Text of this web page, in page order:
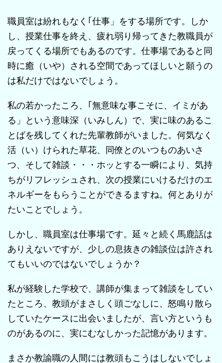
職員室は紛れもなく｢仕事」をする場所です。しか
し、授業仕事を終え、疲れ弱り帰ってきた教職員が
戻ってくる場所でもあるのです。仕事場であると同
時に癒（いや）される空間であってほしいと願うの
は私だけではないでしょう。
私の若かったころ、｢無意味な事こそに、イミがあ
る」という意味深（いみしん）で、実に味のあるこ
とばを残してくれた先輩教師がいました。何気なく
活（い）けられた草花、同僚とのいつものあいさ
つ、そして雑談・・・ホッとする一瞬により、気持
ちがリフレッシュされ、次の授業にいけるだけのエ
ネルギーをもらうことができるますね。何とありが
たいことでしょう。
しかし、職員室は仕事場です。延々と続く馬鹿話は
ありえないですが、少しの息抜きの雑談位は許され
てもいいのではないでしょうか？
私が経験した学校で、講師が集まって雑談をしてい
たところ、教頭がまさしく頭ごなしに、怒鳴り散ら
していたケースに出会いましたが、言い方というも
のがあるのに、実にむなしかった記憶があります。
まさか教諭職の人間には教頭もこうはしないでしょ